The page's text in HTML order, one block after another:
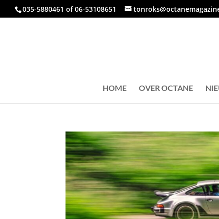
035-5880461 of 06-53108651
HOME OVER OCTANE